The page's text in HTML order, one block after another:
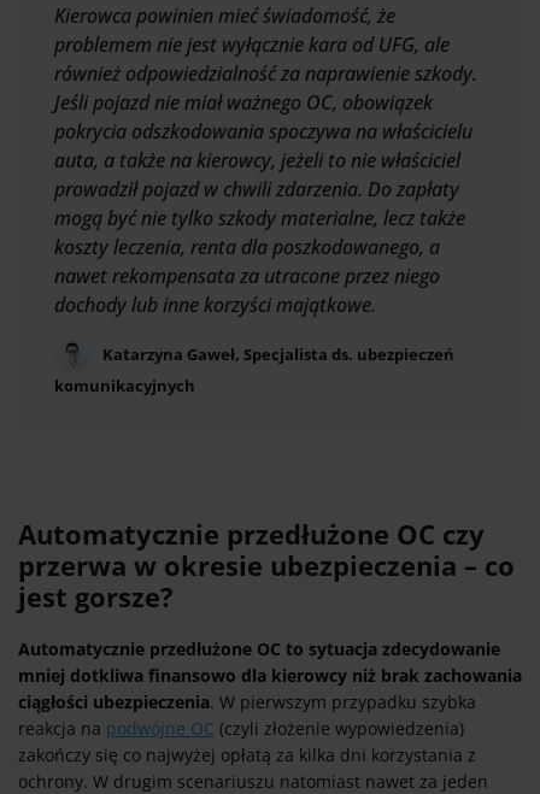
Kierowca powinien mieć świadomość, że
problemem nie jest wyłącznie kara od UFG, ale
również odpowiedzialność za naprawienie szkody.
Jeśli pojazd nie miał ważnego OC, obowiązek
pokrycia odszkodowania spoczywa na właścicielu
auta, a także na kierowcy, jeżeli to nie właściciel
prowadził pojazd w chwili zdarzenia. Do zapłaty
mogą być nie tylko szkody materialne, lecz także
koszty leczenia, renta dla poszkodowanego, a
nawet rekompensata za utracone przez niego
dochody lub inne korzyści majątkowe.
Katarzyna Gaweł, Specjalista ds. ubezpieczeń
komunikacyjnych
Automatycznie przedłużone OC czy
przerwa w okresie ubezpieczenia – co
jest gorsze?
Automatycznie przedłużone OC to sytuacja zdecydowanie
mniej dotkliwa finansowo dla kierowcy niż brak zachowania
ciągłości ubezpieczenia. W pierwszym przypadku szybka
reakcja na podwójne OC (czyli złożenie wypowiedzenia)
zakończy się co najwyżej opłatą za kilka dni korzystania z
ochrony. W drugim scenariuszu natomiast nawet za jeden